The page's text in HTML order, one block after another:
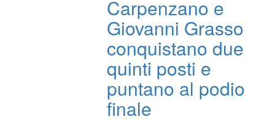
Carpenzano e
Giovanni Grasso
conquistano due
quinti posti e
puntano al podio
finale